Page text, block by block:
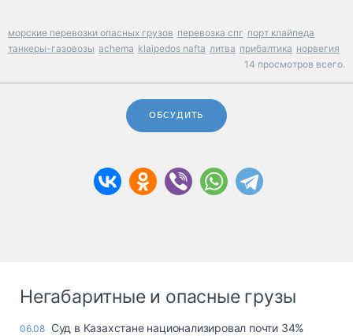
морские перевозки опасных грузов перевозка спг порт клайпеда
танкеры-газовозы achema klaipedos nafta литва прибалтика норвегия
14 просмотров всего.
ОБСУДИТЬ
Негабаритные и опасные грузы
06.08 Суд в Казахстане национализировал почти 34%